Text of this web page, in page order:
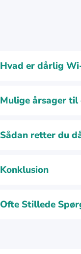
Hvad er dårlig
Mulige årsager
Sådan retter du
Konklusion
Ofte Stillede